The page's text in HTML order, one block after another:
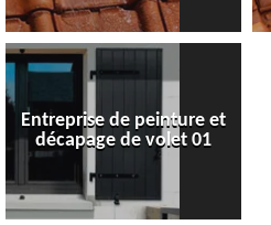
Entreprise de peinture et
décapage de volet 01